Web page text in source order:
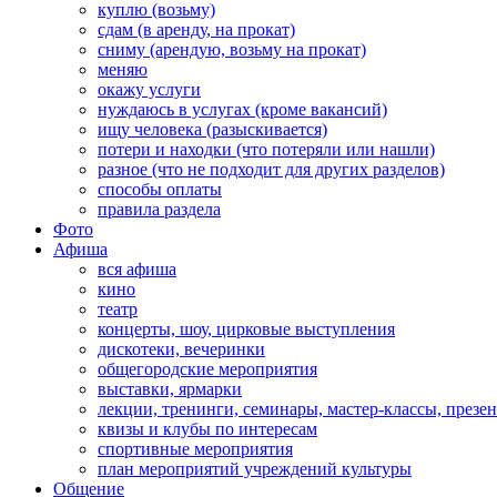
куплю (возьму)
сдам (в аренду, на прокат)
сниму (арендую, возьму на прокат)
меняю
окажу услуги
нуждаюсь в услугах (кроме вакансий)
ищу человека (разыскивается)
потери и находки (что потеряли или нашли)
разное (что не подходит для других разделов)
способы оплаты
правила раздела
Фото
Афиша
вся афиша
кино
театр
концерты, шоу, цирковые выступления
дискотеки, вечеринки
общегородские мероприятия
выставки, ярмарки
лекции, тренинги, семинары, мастер-классы,
квизы и клубы по интересам
спортивные мероприятия
план мероприятий учреждений культуры
Общение